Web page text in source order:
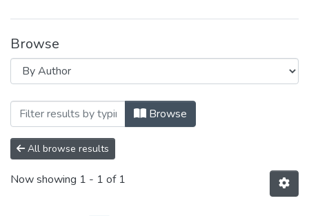
Browse
Browsing 2022 рік by Author "Кічкін,
Browse
All browse results
Now showing 1 - 1 of 1